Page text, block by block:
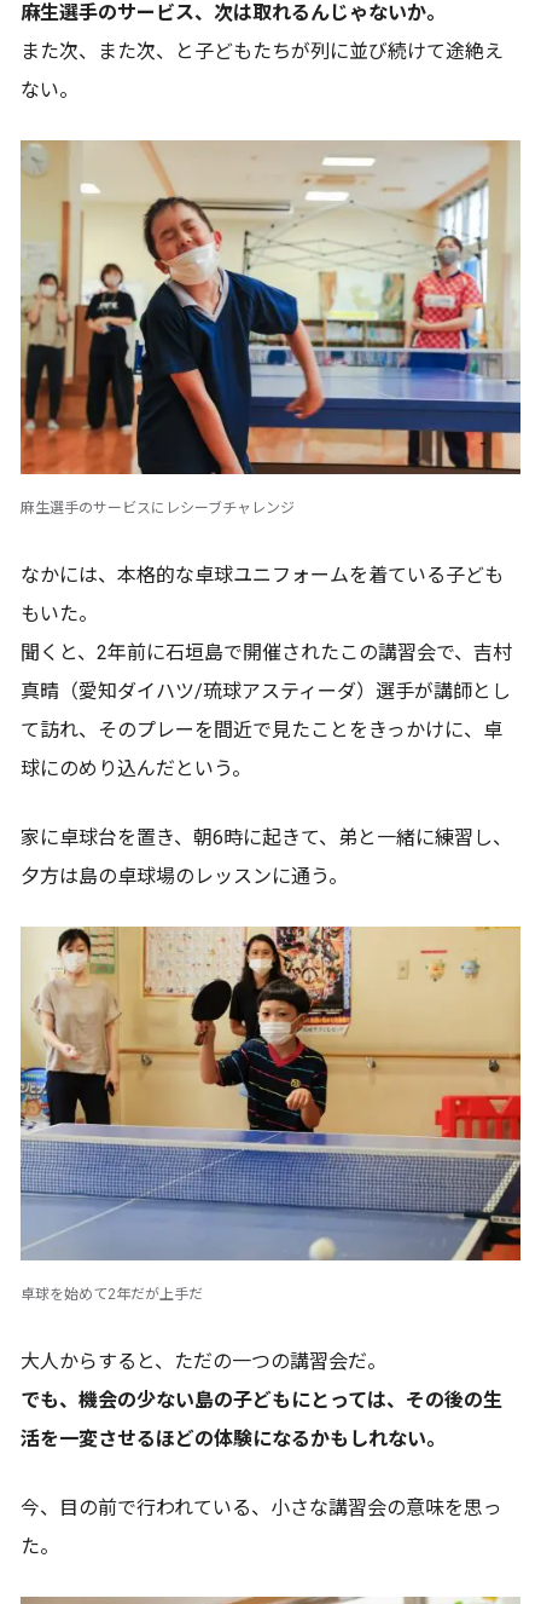
麻生選手のサービス、次は取れるんじゃないか。
また次、また次、と子どもたちが列に並び続けて途絶え
ない。
麻生選手のサービスにレシーブチャレンジ
なかには、本格的な卓球ユニフォームを着ている子ども
もいた。
聞くと、2年前に石垣島で開催されたこの講習会で、吉村
真晴（愛知ダイハツ/琉球アスティーダ）選手が講師とし
て訪れ、そのプレーを間近で見たことをきっかけに、卓
球にのめり込んだという。
家に卓球台を置き、朝6時に起きて、弟と一緒に練習し、
夕方は島の卓球場のレッスンに通う。
卓球を始めて2年だが上手だ
大人からすると、ただの一つの講習会だ。
でも、機会の少ない島の子どもにとっては、その後の生
活を一変させるほどの体験になるかもしれない。
今、目の前で行われている、小さな講習会の意味を思っ
た。